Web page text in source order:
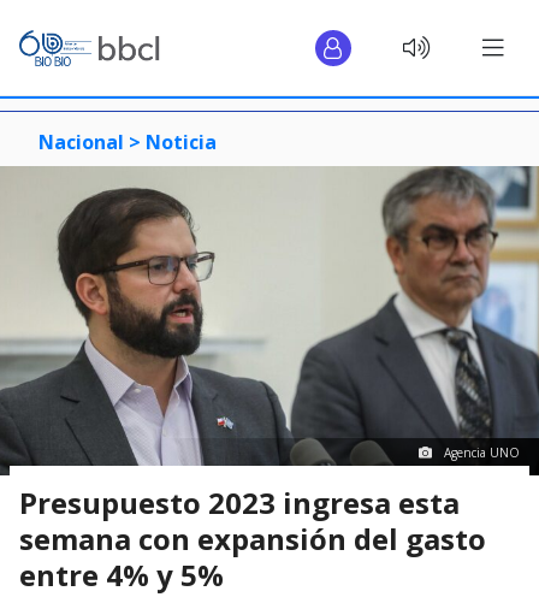
Nacional > Noticia
Agencia UNO
Presupuesto 2023 ingresa esta
semana con expansión del gasto
entre 4% y 5%